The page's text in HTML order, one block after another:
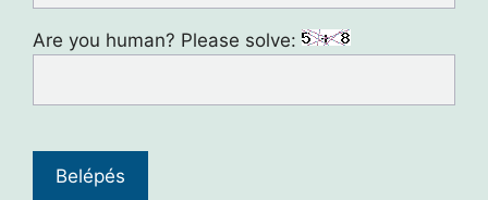
Are you human? Please solve: